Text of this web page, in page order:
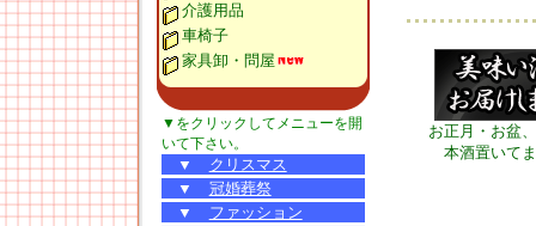
介護用品
車椅子
家具卸・問屋
▼をクリックしてメニューを開
いて下さい。
▼
クリスマス
▼
冠婚葬祭
▼
ファッション
お正月・お盆
本酒置いて